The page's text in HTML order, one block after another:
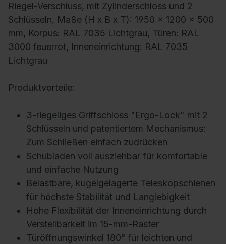
Riegel-Verschluss, mit Zylinderschloss und 2
Schlüsseln, Maße (H x B x T): 1950 x 1200 x 500
mm, Korpus: RAL 7035 Lichtgrau, Türen: RAL
3000 feuerrot, Inneneinrichtung: RAL 7035
Lichtgrau
Produktvorteile:
3-riegeliges Griffschloss "Ergo-Lock" mit 2
Schlüsseln und patentiertem Mechanismus:
Zum Schließen einfach zudrücken
Schubladen voll ausziehbar für komfortable
und einfache Nutzung
Belastbare, kugelgelagerte Teleskopschienen
für höchste Stabilität und Langlebigkeit
Hohe Flexibilität der Inneneinrichtung durch
Verstellbarkeit im 15-mm-Raster
Türöffnungswinkel 180° für leichten und